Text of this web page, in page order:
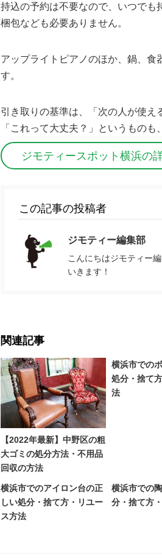
持込の予約は不要なので、いつでも
梱包なども必要ありません。
アップライトピアノのほか、鍋、
す。
引き取りの基準は、「次の人が使え
「これって大丈夫？」というものも
ジモティースポット横浜の
この記事の投稿者
ジモティー編集部
こんにちはジモティー
いきます！
関連記事
【2022年最新】中野区の粗
大ゴミの処分方法・不用品
回収の方法
横浜市での
処分・捨て
法
横浜市でのアイロン台の正
しい処分・捨て方・リユー
ス方法
横浜市での
分・捨て方